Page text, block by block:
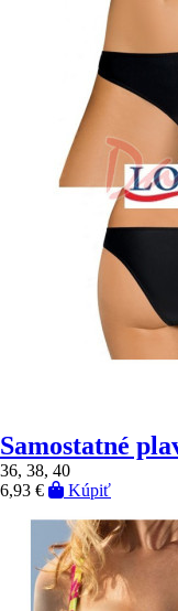
Samostatné
36, 38, 40
6,93 €
Kúpiť